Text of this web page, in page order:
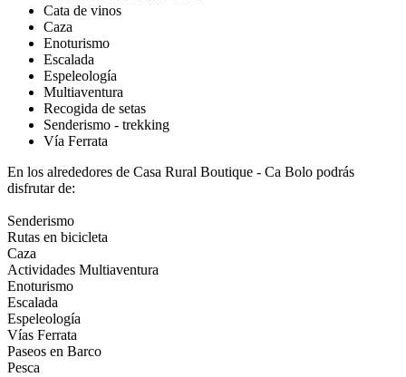
Cata de vinos
Caza
Enoturismo
Escalada
Espeleología
Multiaventura
Recogida de setas
Senderismo - trekking
Vía Ferrata
En los alrededores de Casa Rural Boutique - Ca Bolo podrás
disfrutar de:
Senderismo
Rutas en bicicleta
Caza
Actividades Multiaventura
Enoturismo
Escalada
Espeleología
Vías Ferrata
Paseos en Barco
Pesca